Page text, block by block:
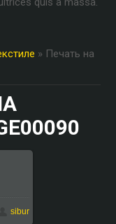
» Печать на
sibur